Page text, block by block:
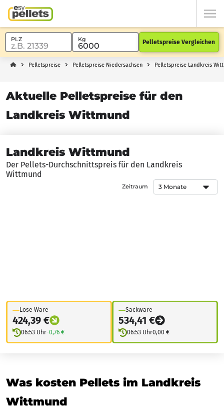
Pelletspreise Vergleichen
Pelletspreise Pelletspreise Niedersachsen Pelletspreise Landkreis
Aktuelle Pelletspreise für den
Landkreis Wittmund
Landkreis Wittmund
Der Pellets-Durchschnittspreis für den Landkreis
Wittmund
Zeitraum
Lose Ware
424,39 €
06:53 Uhr-0,76 €
Sackware
534,41 €
06:53 Uhr0,00 €
Was kosten Pellets im Landkreis
Wittmund